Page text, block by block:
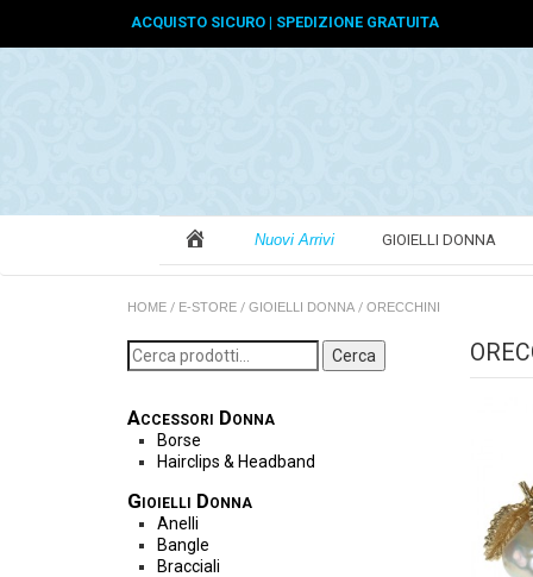
ACQUISTO SICURO | SPEDIZIONE GRATUITA
Nuovi Arrivi GIOIELLI DONNA
HOME / E-STORE / GIOIELLI DONNA / ORECCHINI
Cerca
Accessori Donna
Borse
Hairclips & Headband
Gioielli Donna
Anelli
Bangle
Bracciali